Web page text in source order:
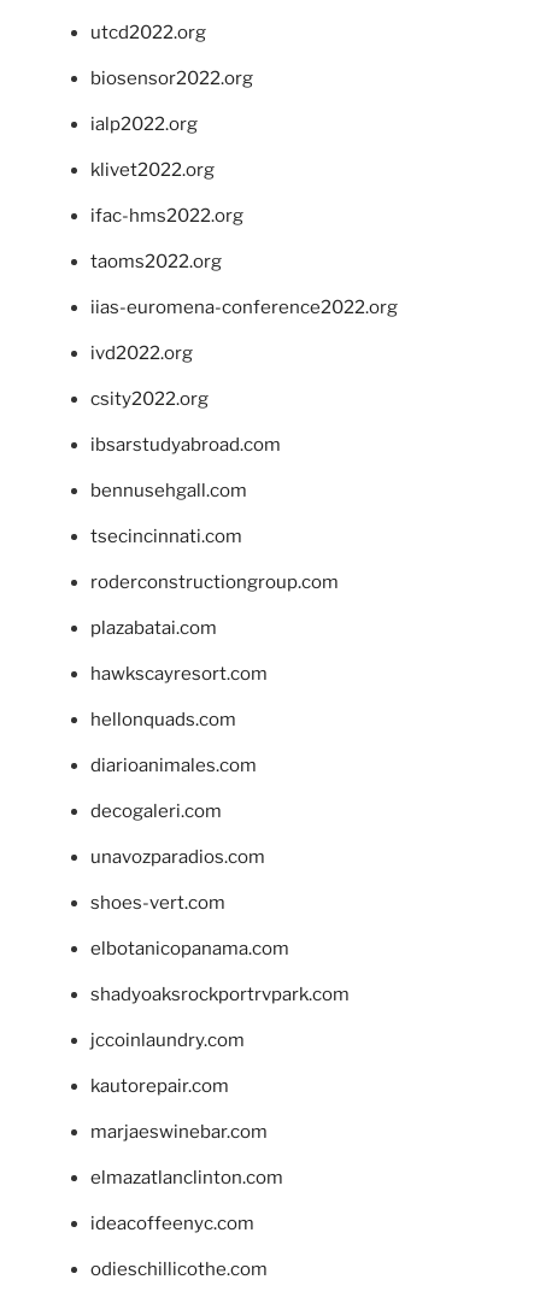
utcd2022.org
biosensor2022.org
ialp2022.org
klivet2022.org
ifac-hms2022.org
taoms2022.org
iias-euromena-conference2022.org
ivd2022.org
csity2022.org
ibsarstudyabroad.com
bennusehgall.com
tsecincinnati.com
roderconstructiongroup.com
plazabatai.com
hawkscayresort.com
hellonquads.com
diarioanimales.com
decogaleri.com
unavozparadios.com
shoes-vert.com
elbotanicopanama.com
shadyoaksrockportrvpark.com
jccoinlaundry.com
kautorepair.com
marjaeswinebar.com
elmazatlanclinton.com
ideacoffeenyc.com
odieschillicothe.com